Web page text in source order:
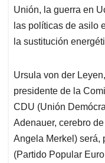
Unión, la guerra en
las políticas de asilo
la sustitución
Ursula von der
presidente de la
CDU (Unión
Adenauer, cerebro
Angela Merkel) será,
(Partido Popular